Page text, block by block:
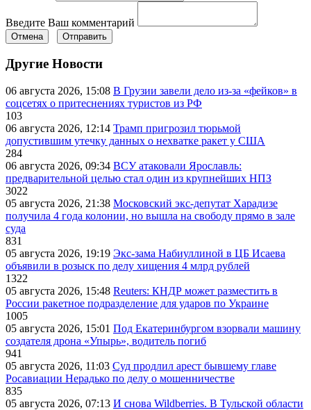
Введите Ваш комментарий
Отмена Отправить
Другие Новости
06 августа 2026, 15:08 В Грузии завели дело из-за «фейков» в
соцсетях о притеснениях туристов из РФ
103
06 августа 2026, 12:14 Трамп пригрозил тюрьмой
допустившим утечку данных о нехватке ракет у США
284
06 августа 2026, 09:34 ВСУ атаковали Ярославль:
предварительной целью стал один из крупнейших НПЗ
3022
05 августа 2026, 21:38 Московский экс-депутат Харадизе
получила 4 года колонии, но вышла на свободу прямо в зале
суда
831
05 августа 2026, 19:19 Экс-зама Набиуллиной в ЦБ Исаева
объявили в розыск по делу хищения 4 млрд рублей
1322
05 августа 2026, 15:48 Reuters: КНДР может разместить в
России ракетное подразделение для ударов по Украине
1005
05 августа 2026, 15:01 Под Екатеринбургом взорвали машину
создателя дрона «Упырь», водитель погиб
941
05 августа 2026, 11:03 Суд продлил арест бывшему главе
Росавиации Нерадько по делу о мошенничестве
835
05 августа 2026, 07:13 И снова Wildberries. В Тульской области